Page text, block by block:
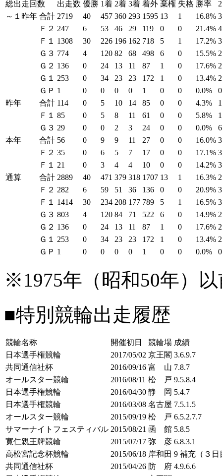
総出走回数 出走数 優勝 1着 2着 3着 着外 棄権 失格 勝率
～１昨年 合計 2719 40 457 360 293 1595 13 1 16.8%
Ｆ２ 247 6 53 46 29 119 0 0 21.4%
Ｆ１
1308 30 226 196 162 718 5 1 17.2%
Ｇ３ 774 4 120 82 68 498 6 0 15.5%
Ｇ２ 136 0 24 13 11 87 1 0 17.6%
Ｇ１
253 0 34 23 23 172 1 0 13.4%
ＧＰ 1 0 0 0 0 1 0 0 0.0%
昨年
合計 114 0 5 10 14 85 0 0 4.3%
Ｆ１
85 0 5 8 11 61 0 0 5.8%
Ｇ３ 29 0 0 2 3 24 0 0 0.0%
本年
合計 56 0 9 9 11 27 0 0 16.0%
Ｆ２ 35 0 6 5 7 17 0 0 17.1%
Ｆ１
21 0 3 4 4 10 0 0 14.2%
通算
合計 2889 40 471 379 318 1707 13 1 16.3%
Ｆ２ 282 6 59 51 36 136 0 0 20.9%
Ｆ１
1414 30 234 208 177 789 5 1 16.5%
Ｇ３ 803 4 120 84 71 522 6 0 14.9%
Ｇ２ 136 0 24 13 11 87 1 0 17.6%
Ｇ１
253 0 34 23 23 172 1 0 13.4%
ＧＰ 1 0 0 0 0 1 0 0 0.0%
※1975年（昭和50年）
■特別競輪出走履歴
競輪名称 開催初日 競輪場 成績
日本選手権競輪
2017/05/02 京王閣 3.6.9.7
共同通信社杯
2016/09/16 富 山 7.8.7
オールスター競輪
2016/08/11 松 戸 9.5.8.4
日本選手権競輪
2016/04/30 静 岡 5.4.7
日本選手権競輪
2016/03/08 名古屋 7.5.1.5
オールスター競輪
2015/09/19 松 戸 6.5.2.7.7
サマーナイトフェスティバル 2015/08/21 函 館 5.8.5
寛仁親王牌競輪
2015/07/17 弥 彦 6.8.3.1
高松宮記念杯競輪
2015/06/18 岸和田 9 補充（３日
共同通信社杯
2015/04/26 防 府 4.9.6.6